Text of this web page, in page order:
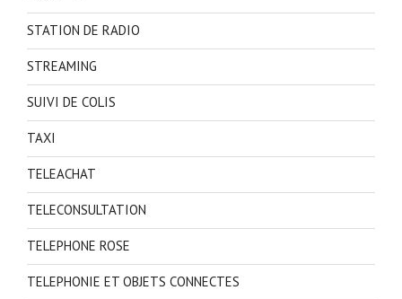
STATION DE RADIO
STREAMING
SUIVI DE COLIS
TAXI
TELEACHAT
TELECONSULTATION
TELEPHONE ROSE
TELEPHONIE ET OBJETS CONNECTES